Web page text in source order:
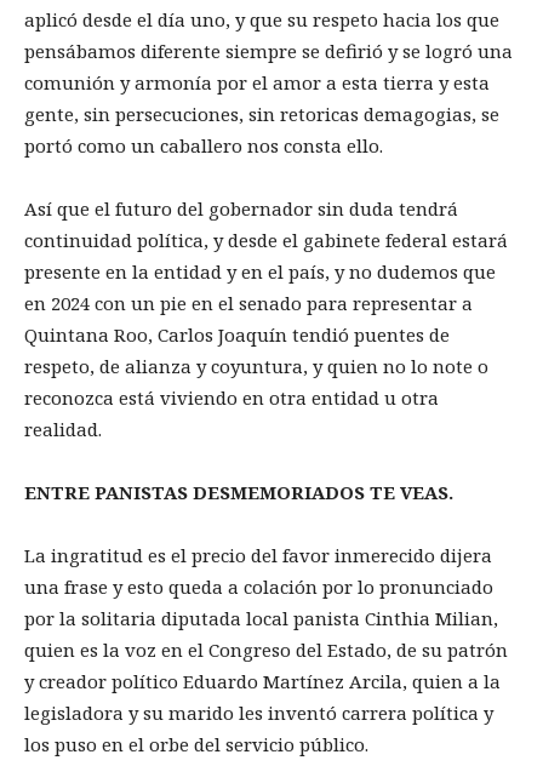
aplicó desde el día uno, y que su respeto hacia los que
pensábamos diferente siempre se defirió y se logró una
comunión y armonía por el amor a esta tierra y esta
gente, sin persecuciones, sin retoricas demagogias, se
portó como un caballero nos consta ello.
Así que el futuro del gobernador sin duda tendrá
continuidad política, y desde el gabinete federal estará
presente en la entidad y en el país, y no dudemos que
en 2024 con un pie en el senado para representar a
Quintana Roo, Carlos Joaquín tendió puentes de
respeto, de alianza y coyuntura, y quien no lo note o
reconozca está viviendo en otra entidad u otra
realidad.
ENTRE PANISTAS DESMEMORIADOS TE VEAS.
La ingratitud es el precio del favor inmerecido dijera
una frase y esto queda a colación por lo pronunciado
por la solitaria diputada local panista Cinthia Milian,
quien es la voz en el Congreso del Estado, de su patrón
y creador político Eduardo Martínez Arcila, quien a la
legisladora y su marido les inventó carrera política y
los puso en el orbe del servicio público.